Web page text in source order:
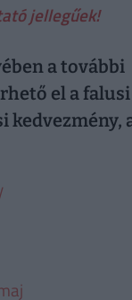
jellegűek!
a további
el a